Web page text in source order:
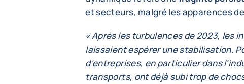
et secteurs, malgré les apparences
« Après les turbulences de 2023, les
laissaient espérer une stabilisation.
d'entreprises, en particulier dans
transports, ont déjà subi trop de